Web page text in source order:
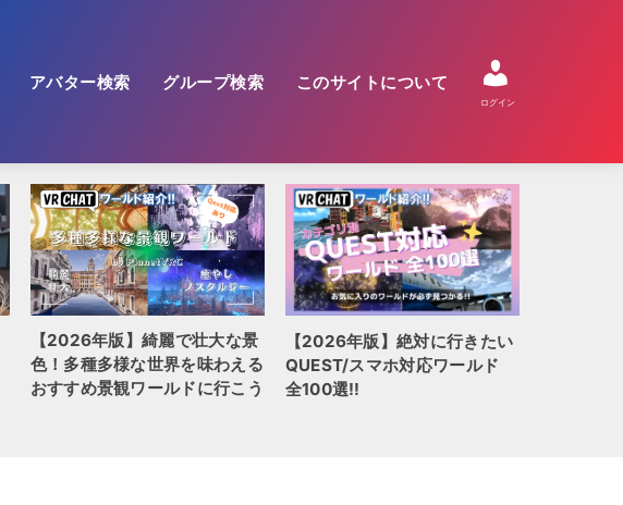
アバター検索 グループ検索 このサイトについて
ログイン
【2026年版】絶対に行きたい
QUEST/スマホ対応ワールド
全100選!!
【2026年版】VRChatでおす
すめ!! 謎解きワールド20選